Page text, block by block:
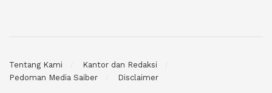
Tentang Kami
Kantor dan Redaksi
Pedoman Media Saiber
Disclaimer